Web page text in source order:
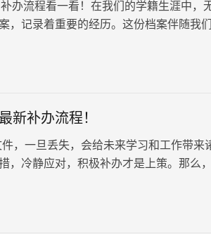
流程看一看！在我们的学籍生涯中，
，记录着重要的经历。这份档案伴随我
新补办流程！
，一旦丢失，会给未来学习和工作带来
，冷静应对，积极补办才是上策。那么